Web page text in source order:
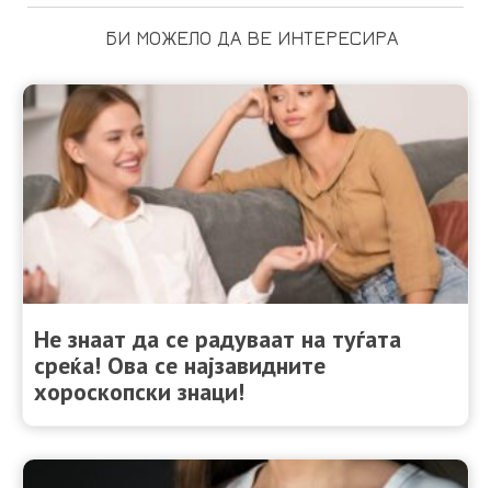
БИ МОЖЕЛО ДА ВЕ ИНТЕРЕСИРА
Не знаат да се радуваат на туѓата
среќа! Ова се најзавидните
хороскопски знаци!